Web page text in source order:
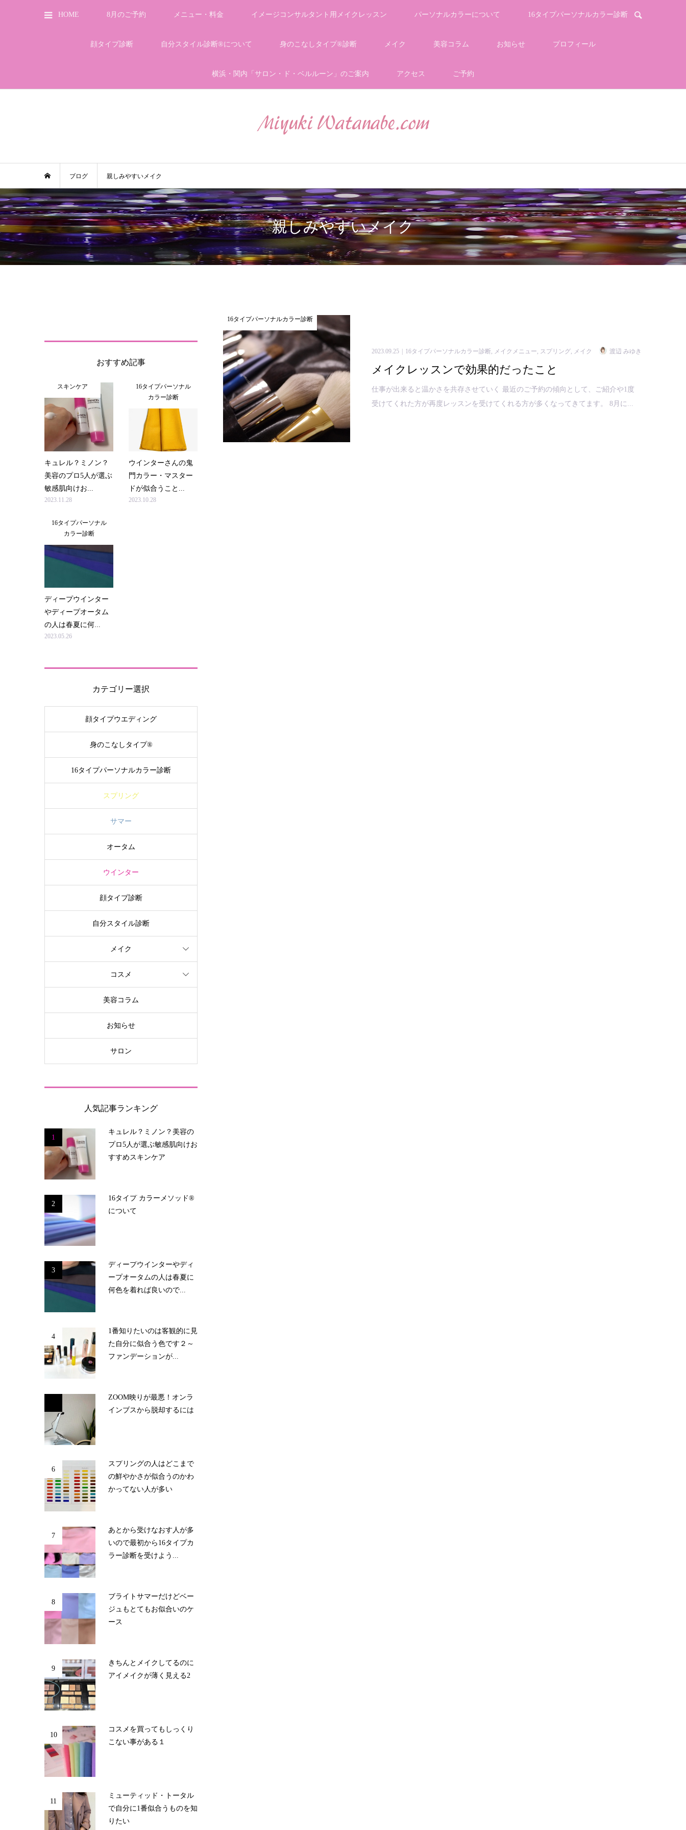
HOME 8月のご予約 メニュー・料金 イメージコンサルタント用メイクレッスン パーソナルカラーについて 16タイプパーソナルカラー診断
顔タイプ診断 自分スタイル診断®について 身のこなしタイプ®診断 メイク 美容コラム お知らせ プロフィール
横浜・関内「サロン・ド・ベルルーン」のご案内 アクセス ご予約
ブログ 親しみやすいメイク
親しみやすいメイク
16タイプパーソナルカラー診断
2023.09.25 16タイプパーソナルカラー診断 メイクメニュー スプリング メイク 渡辺 みゆき
メイクレッスンで効果的だったこと
仕事が出来ると温かさを共存させていく 最近のご予約の傾向として、ご紹介や1度
受けてくれた方が再度レッスンを受けてくれる方が多くなってきてます。 8月に...
おすすめ記事
スキンケア
キュレル？ミノン？
美容のプロ5人が選ぶ
敏感肌向けお...
2023.11.28
16タイプパーソナル
カラー診断
ウインターさんの鬼
門カラー・マスター
ドが似合うこと...
2023.10.28
16タイプパーソナル
カラー診断
ディープウインター
やディープオータム
の人は春夏に何...
2023.05.26
カテゴリー選択
顔タイプウエディング
身のこなしタイプ®
16タイプパーソナルカラー診断
スプリング
サマー
オータム
ウインター
顔タイプ診断
自分スタイル診断
メイク
コスメ
美容コラム
お知らせ
サロン
人気記事ランキング
1
キュレル？ミノン？美容の
プロ5人が選ぶ敏感肌向けお
すすめスキンケア
2
16タイプ カラーメソッド®
について
3
ディープウインターやディ
ープオータムの人は春夏に
何色を着れば良いので...
4
1番知りたいのは客観的に見
た自分に似合う色です２～
ファンデーションが...
ZOOM映りが最悪！オンラ
インブスから脱却するには
6
スプリングの人はどこまで
の鮮やかさが似合うのかわ
かってない人が多い
7
あとから受けなおす人が多
いので最初から16タイプカ
ラー診断を受けよう...
8
ブライトサマーだけどベー
ジュもとてもお似合いのケ
ース
9
きちんとメイクしてるのに
アイメイクが薄く見える2
10
コスメを買ってもしっくり
こない事がある１
11
ミューティッド・トータル
で自分に1番似合うものを知
りたい